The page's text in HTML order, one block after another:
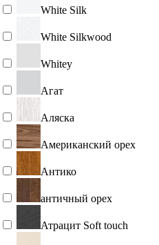
White Silk
White Silkwood
Whitey
Агат
Аляска
Американский орех
Антико
античный орех
Атрацит Soft touch